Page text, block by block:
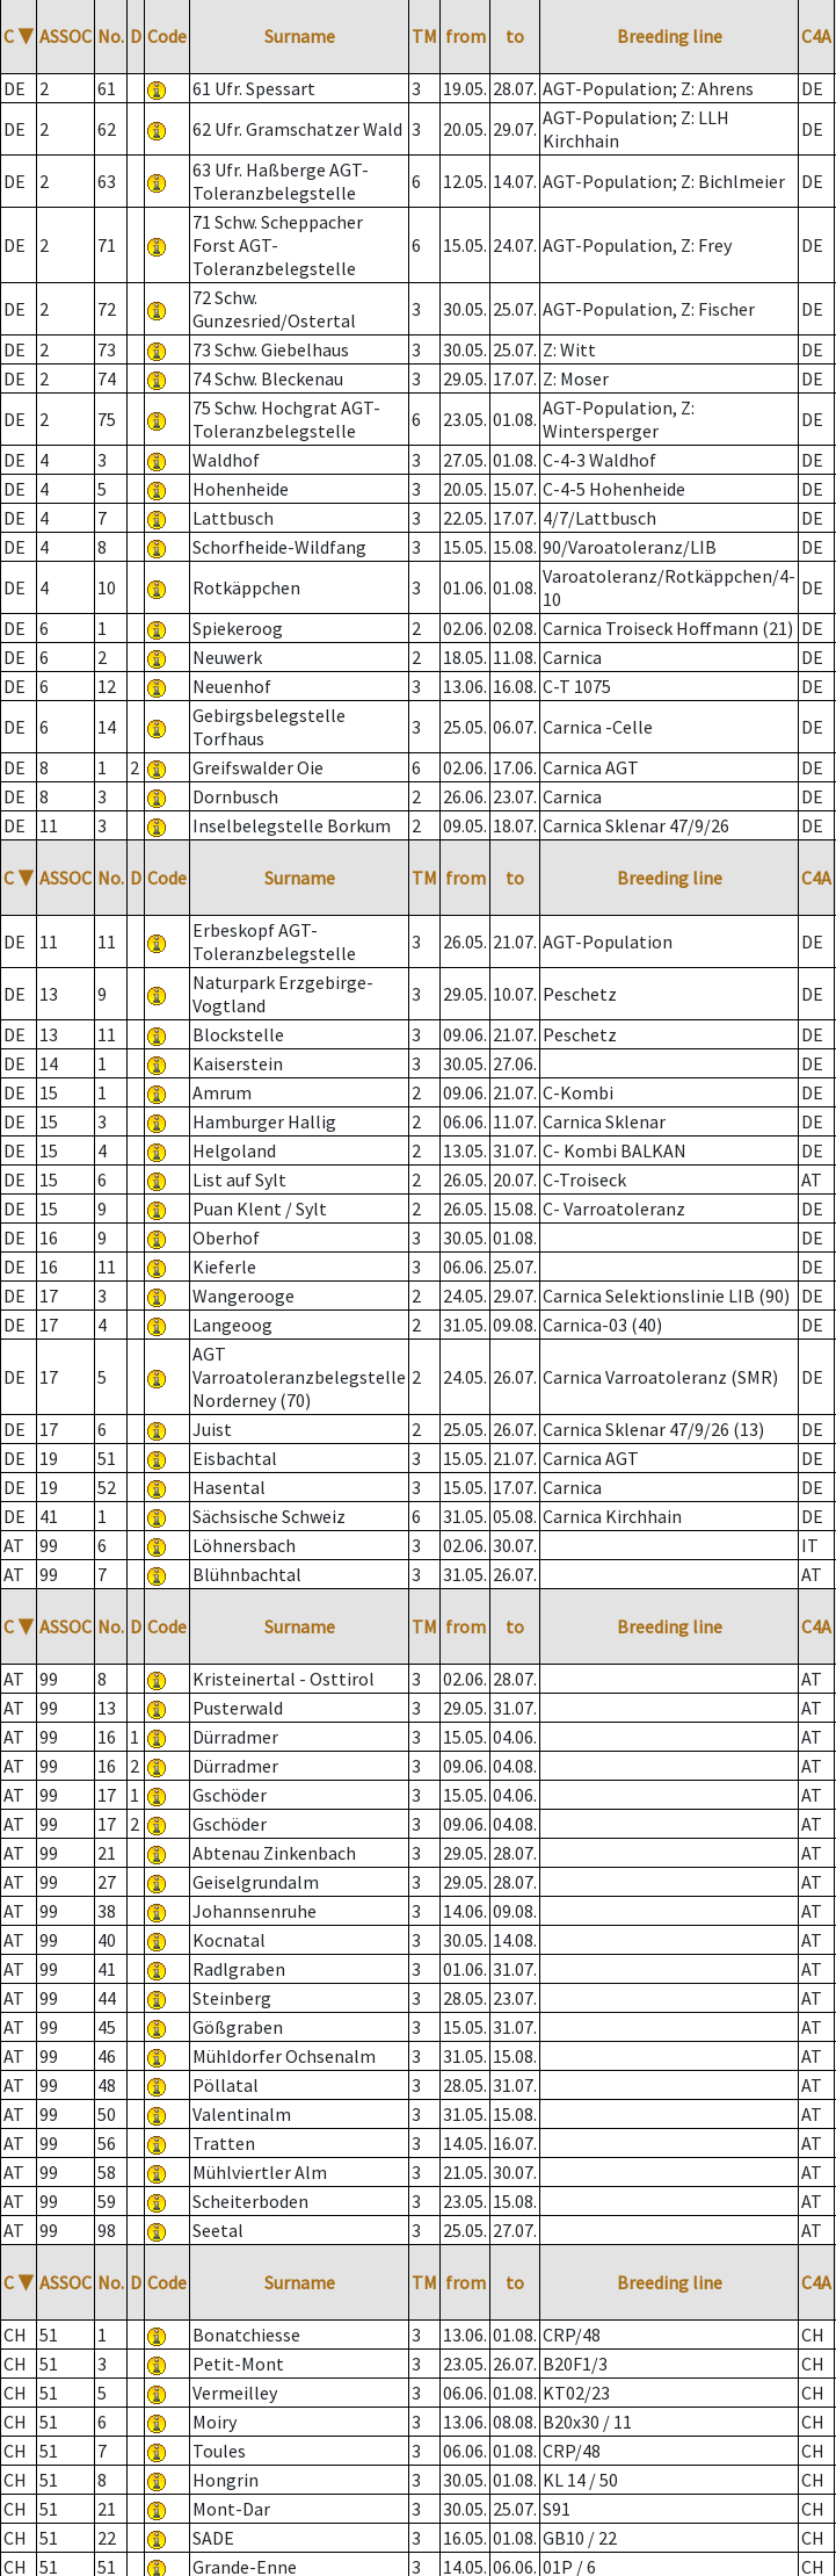
C ▼ ASSOC No. D Code Surname TM from to Breeding line C4A
DE
2 61 61 Ufr. Spessart 3 19.05. 28.07. AGT-Population; Z: Ahrens DE
DE
2 62 62 Ufr. Gramschatzer Wald 3 20.05. 29.07. AGT-Population; Z: LLH
Kirchhain
DE
DE 2 63
63 Ufr. Haßberge AGT-
Toleranzbelegstelle
6 12.05. 14.07. AGT-Population; Z: Bichlmeier DE
DE 2 71
71 Schw. Scheppacher
Forst AGT-
Toleranzbelegstelle
6 15.05. 24.07. AGT-Population, Z: Frey DE
DE 2 72
72 Schw.
Gunzesried/Ostertal
3 30.05. 25.07. AGT-Population, Z: Fischer DE
DE
2 73 73 Schw. Giebelhaus 3 30.05. 25.07. Z: Witt DE
DE
2 74 74 Schw. Bleckenau 3 29.05. 17.07. Z: Moser DE
DE
2 75
75 Schw. Hochgrat AGT-
Toleranzbelegstelle
6 23.05. 01.08. AGT-Population, Z:
Wintersperger
DE
DE
4 3 Waldhof 3 27.05. 01.08. C-4-3 Waldhof DE
DE
4 5 Hohenheide 3 20.05. 15.07. C-4-5 Hohenheide DE
DE
4 7 Lattbusch 3 22.05. 17.07. 4/7/Lattbusch DE
DE
4 8 Schorfheide-Wildfang 3 15.05. 15.08. 90/Varoatoleranz/LIB DE
DE
4 10 Rotkäppchen 3 01.06. 01.08. Varoatoleranz/Rotkäppchen/4-
10
DE
DE
6 1 Spiekeroog 2 02.06. 02.08. Carnica Troiseck Hoffmann (21) DE
DE
6 2 Neuwerk 2 18.05. 11.08. Carnica DE
DE
6 12 Neuenhof 3 13.06. 16.08. C-T 1075 DE
DE
6 14
Gebirgsbelegstelle
Torfhaus
3 25.05. 06.07. Carnica -Celle DE
DE
8 1 2 Greifswalder Oie 6 02.06. 17.06. Carnica AGT DE
DE
8 3 Dornbusch 2 26.06. 23.07. Carnica DE
DE
11 3 Inselbelegstelle Borkum 2 09.05. 18.07. Carnica Sklenar 47/9/26 DE
C ▼ ASSOC No. D Code Surname TM from to Breeding line C4A
DE 11 11
Erbeskopf AGT-
Toleranzbelegstelle
3 26.05. 21.07. AGT-Population DE
DE 13 9
Naturpark Erzgebirge-
Vogtland
3 29.05. 10.07. Peschetz DE
DE
13 11 Blockstelle 3 09.06. 21.07. Peschetz DE
DE
14 1 Kaiserstein 3 30.05. 27.06. DE
DE
15 1 Amrum 2 09.06. 21.07. C-Kombi DE
DE
15 3 Hamburger Hallig 2 06.06. 11.07. Carnica Sklenar DE
DE
15 4 Helgoland 2 13.05. 31.07. C- Kombi BALKAN DE
DE
15 6 List auf Sylt 2 26.05. 20.07. C-Troiseck AT
DE
15 9 Puan Klent / Sylt 2 26.05. 15.08. C- Varroatoleranz DE
DE
16 9 Oberhof 3 30.05. 01.08. DE
DE
16 11 Kieferle 3 06.06. 25.07. DE
DE
17 3 Wangerooge 2 24.05. 29.07. Carnica Selektionslinie LIB (90) DE
DE
17 4 Langeoog 2 31.05. 09.08. Carnica-03 (40) DE
DE 17 5
AGT
Varroatoleranzbelegstelle
Norderney (70)
2 24.05. 26.07. Carnica Varroatoleranz (SMR) DE
DE 17 6 Juist 2 25.05. 26.07. Carnica Sklenar 47/9/26 (13) DE
DE
19 51 Eisbachtal 3 15.05. 21.07. Carnica AGT DE
DE
19 52 Hasental 3 15.05. 17.07. Carnica DE
DE
41 1 Sächsische Schweiz 6 31.05. 05.08. Carnica Kirchhain DE
AT
99 6 Löhnersbach 3 02.06. 30.07. IT
AT
99 7 Blühnbachtal 3 31.05. 26.07. AT
C ▼ ASSOC No. D Code Surname TM from to Breeding line C4A
AT
99 8 Kristeinertal - Osttirol 3 02.06. 28.07. AT
AT
99 13 Pusterwald 3 29.05. 31.07. AT
AT
99 16 1 Dürradmer 3 15.05. 04.06. AT
AT
99 16 2 Dürradmer 3 09.06. 04.08. AT
AT
99 17 1 Gschöder 3 15.05. 04.06. AT
AT
99 17 2 Gschöder 3 09.06. 04.08. AT
AT
99 21 Abtenau Zinkenbach 3 29.05. 28.07. AT
AT
99 27 Geiselgrundalm 3 29.05. 28.07. AT
AT
99 38 Johannsenruhe 3 14.06. 09.08. AT
AT
99 40 Kocnatal 3 30.05. 14.08. AT
AT
99 41 Radlgraben 3 01.06. 31.07. AT
AT
99 44 Steinberg 3 28.05. 23.07. AT
AT
99 45 Gößgraben 3 15.05. 31.07. AT
AT
99 46 Mühldorfer Ochsenalm 3 31.05. 15.08. AT
AT
99 48 Pöllatal 3 28.05. 31.07. AT
AT
99 50 Valentinalm 3 31.05. 15.08. AT
AT
99 56 Tratten 3 14.05. 16.07. AT
AT
99 58 Mühlviertler Alm 3 21.05. 30.07. AT
AT
99 59 Scheiterboden 3 23.05. 15.08. AT
AT
99 98 Seetal 3 25.05. 27.07. AT
C ▼ ASSOC No. D Code Surname TM from to Breeding line C4A
CH
51 1 Bonatchiesse 3 13.06. 01.08. CRP/48 CH
CH
51 3 Petit-Mont 3 23.05. 26.07. B20F1/3 CH
CH
51 5 Vermeilley 3 06.06. 01.08. KT02/23 CH
CH
51 6 Moiry 3 13.06. 08.08. B20x30 / 11 CH
CH
51 7 Toules 3 06.06. 01.08. CRP/48 CH
CH
51 8 Hongrin 3 30.05. 01.08. KL 14 / 50 CH
CH
51 21 Mont-Dar 3 30.05. 25.07. S91 CH
CH
51 22 SADE 3 16.05. 01.08. GB10 / 22 CH
CH
51 51 Grande-Enne 3 14.05. 06.06. 01P / 6 CH